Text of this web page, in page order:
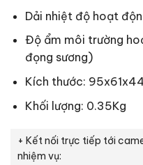
Dải nhiệt độ hoạt
Độ ẩm môi trường
đọng sương)
Kích thước:
Khối lượng: 0.35Kg
+ Kết nối trực tiếp tới
nhiệm vụ: